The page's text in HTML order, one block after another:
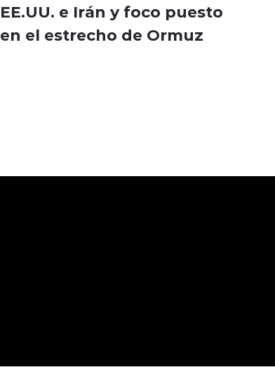
EE.UU. e Irán y foco puesto
en el estrecho de Ormuz